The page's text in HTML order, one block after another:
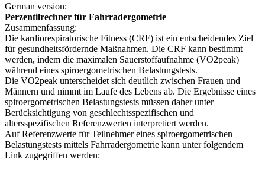
German version:
Perzentilrechner für Fahrradergometrie
Zusammenfassung:
Die kardiorespiratorische Fitness (CRF) ist ein entscheidendes Ziel
für gesundheitsfördernde Maßnahmen. Die CRF kann bestimmt
werden, indem die maximalen Sauerstoffaufnahme (VO2peak)
während eines spiroergometrischen Belastungstests.
Die VO2peak unterscheidet sich deutlich zwischen Frauen und
Männern und nimmt im Laufe des Lebens ab. Die Ergebnisse eines
spiroergometrischen Belastungstests müssen daher unter
Berücksichtigung von geschlechtsspezifischen und
altersspezifischen Referenzwerten interpretiert werden.
Auf Referenzwerte für Teilnehmer eines spiroergometrischen
Belastungstests mittels Fahrradergometrie kann unter folgendem
Link zugegriffen werden: